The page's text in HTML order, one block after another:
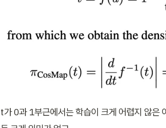
t가 0과 1부근에서는 학습이 크게 어렵지 않은